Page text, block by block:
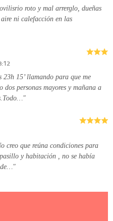
roto y mal arrerglo, dueñas
ni calefacción en las
23h 15’ llamando para que me
personas mayores y mañana a
creo que reúna condiciones para
y habitación , no se había
de…"